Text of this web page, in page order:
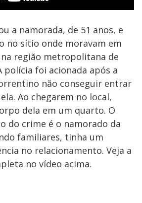
a namorada, de 51 anos, e
no sítio onde moravam em
região metropolitana de
polícia foi acionada após a
não conseguir entrar
Ao chegarem no local,
dela em um quarto. O
do crime é o namorado da
familiares, tinha um
no relacionamento. Veja a
no vídeo acima.